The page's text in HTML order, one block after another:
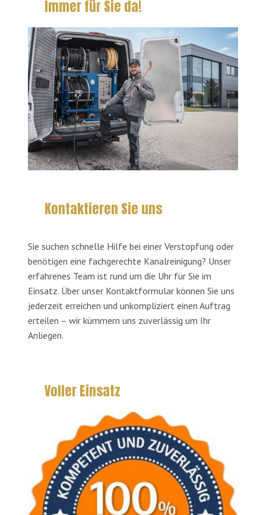
Immer für Sie da!
Kontaktieren Sie uns
Sie suchen schnelle Hilfe bei einer Verstopfung oder
benötigen eine fachgerechte Kanalreinigung? Unser
erfahrenes Team ist rund um die Uhr für Sie im
Einsatz. Über unser Kontaktformular können Sie uns
jederzeit erreichen und unkompliziert einen Auftrag
erteilen – wir kümmern uns zuverlässig um Ihr
Anliegen.
Voller Einsatz